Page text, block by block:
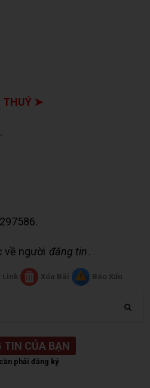
THUÝ ➤
về người đăng tin.
Link Xóa Bài Báo Xấu
TIN CỦA BẠN
phải đăng ký